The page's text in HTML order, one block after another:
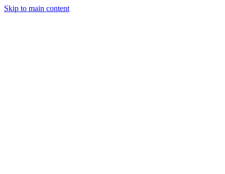
Skip to main content